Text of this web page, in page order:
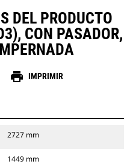
DEL PRODUCTO
CON PASADOR,
print IMPRIMIR
2727 mm
1449 mm